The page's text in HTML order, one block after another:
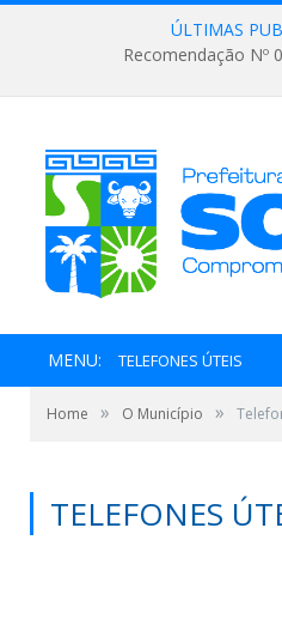
ÚLTIMAS
Recomendação Nº
MENU: TELEFONES ÚTEIS
Home » O Município »
TELEFONES